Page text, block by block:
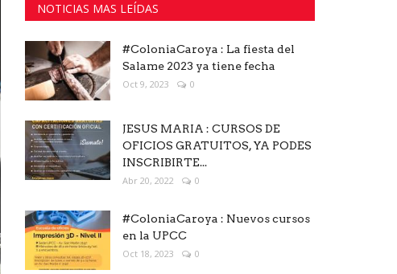
NOTICIAS MAS LEÍDAS
#ColoniaCaroya : La fiesta del
Salame 2023 ya tiene fecha
Oct 9, 2023 0
JESUS MARIA : CURSOS DE
OFICIOS GRATUITOS, YA PODES
INSCRIBIRTE...
Abr 20, 2022 0
#ColoniaCaroya : Nuevos cursos
en la UPCC
Oct 18, 2023 0